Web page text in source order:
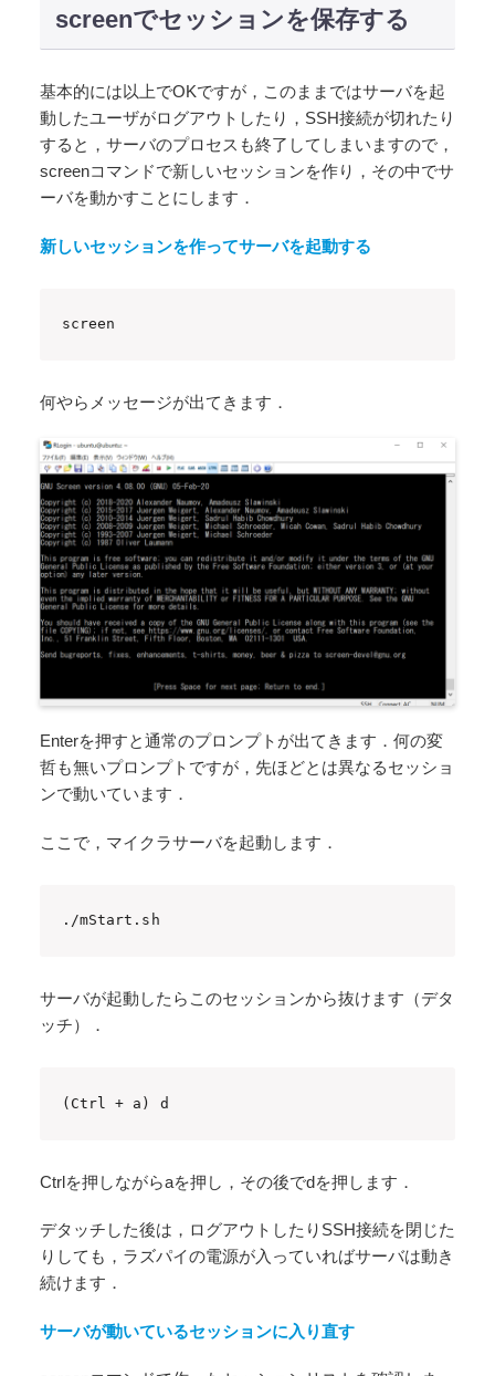
screenでセッションを保存する
基本的には以上でOKですが，このままではサーバを起
動したユーザがログアウトしたり，SSH接続が切れたり
すると，サーバのプロセスも終了してしまいますので，
screenコマンドで新しいセッションを作り，その中でサ
ーバを動かすことにします．
新しいセッションを作ってサーバを起動する
screen
何やらメッセージが出てきます．
Enterを押すと通常のプロンプトが出てきます．何の変
哲も無いプロンプトですが，先ほどとは異なるセッショ
ンで動いています．
ここで，マイクラサーバを起動します．
./mStart.sh
サーバが起動したらこのセッションから抜けます（デタ
ッチ）．
(Ctrl + a) d
Ctrlを押しながらaを押し，その後でdを押します．
デタッチした後は，ログアウトしたりSSH接続を閉じた
りしても，ラズパイの電源が入っていればサーバは動き
続けます．
サーバが動いているセッションに入り直す